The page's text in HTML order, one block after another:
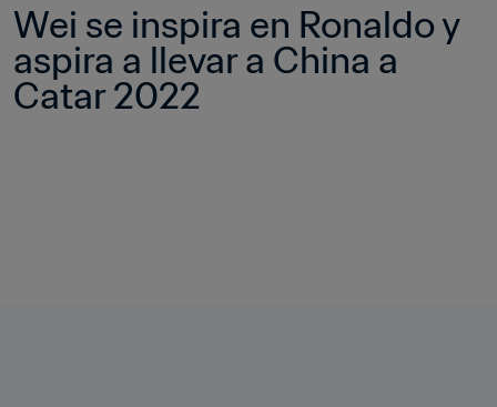
Wei se inspira en Ronaldo y
aspira a llevar a China a
Catar 2022